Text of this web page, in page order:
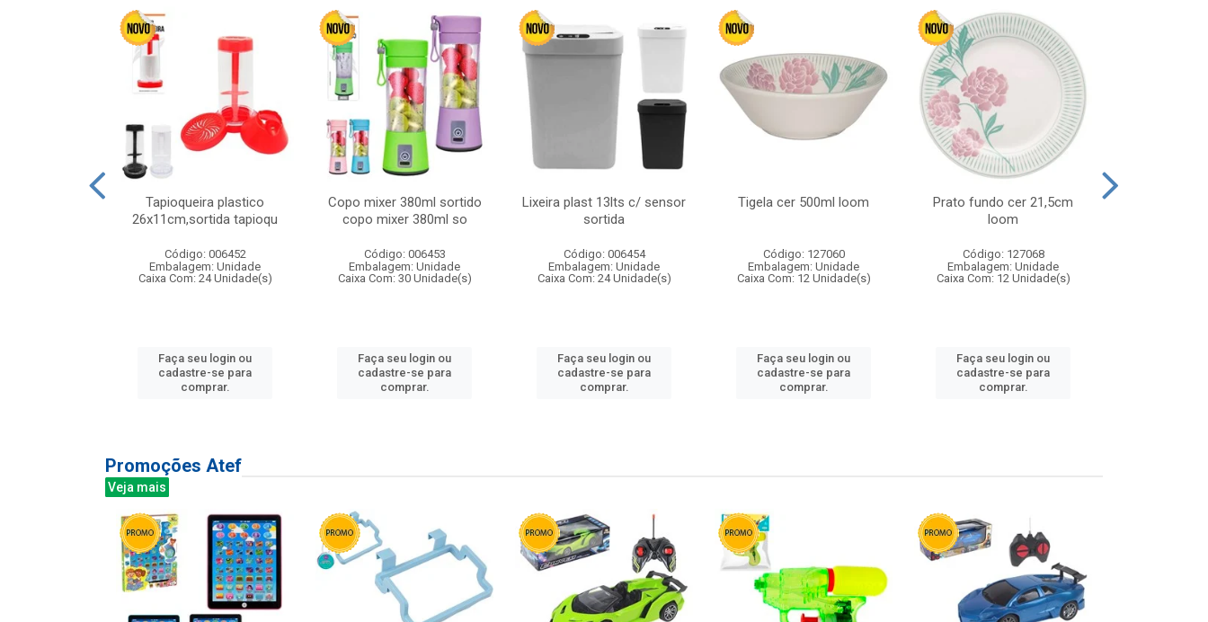
Tapioqueira plastico
26x11cm,sortida tapioqu
Código: 006452
Embalagem: Unidade
Caixa Com: 24 Unidade(s)
Faça seu login ou
cadastre-se para
comprar.
Copo mixer 380ml sortido
copo mixer 380ml so
Código: 006453
Embalagem: Unidade
Caixa Com: 30 Unidade(s)
Faça seu login ou
cadastre-se para
comprar.
Lixeira plast 13lts c/ sensor
sortida
Código: 006454
Embalagem: Unidade
Caixa Com: 24 Unidade(s)
Faça seu login ou
cadastre-se para
comprar.
Tigela cer 500ml loom
Código: 127060
Embalagem: Unidade
Caixa Com: 12 Unidade(s)
Faça seu login ou
cadastre-se para
comprar.
Prato fundo cer 21,5cm
loom
Código: 127068
Embalagem: Unidade
Caixa Com: 12 Unidade(s)
Faça seu login ou
cadastre-se para
comprar.
Promoções Atef
Veja mais